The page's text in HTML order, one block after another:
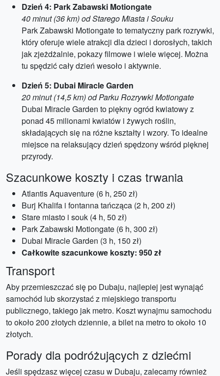
Dzień 4: Park Zabawski Motiongate
40 minut (36 km) od Starego Miasta i Souku
Park Zabawski Motiongate to tematyczny park rozrywki,
który oferuje wiele atrakcji dla dzieci i dorosłych, takich
jak zjeżdżalnie, pokazy filmowe i wiele więcej. Można
tu spędzić cały dzień wesoło i aktywnie.
Dzień 5: Dubai Miracle Garden
20 minut (14,5 km) od Parku Rozrywki Motiongate
Dubai Miracle Garden to piękny ogród kwiatowy z
ponad 45 milionami kwiatów i żywych roślin,
składających się na różne kształty i wzory. To idealne
miejsce na relaksujący dzień spędzony wśród pięknej
przyrody.
Szacunkowe koszty i czas trwania
Atlantis Aquaventure (6 h, 250 zł)
Burj Khalifa i fontanna tańcząca (2 h, 200 zł)
Stare miasto i souk (4 h, 50 zł)
Park Zabawski Motiongate (6 h, 300 zł)
Dubai Miracle Garden (3 h, 150 zł)
Całkowite szacunkowe koszty: 950 zł
Transport
Aby przemieszczać się po Dubaju, najlepiej jest wynająć
samochód lub skorzystać z miejskiego transportu
publicznego, takiego jak metro. Koszt wynajmu samochodu
to około 200 złotych dziennie, a bilet na metro to około 10
złotych.
Porady dla podróżujących z dziećmi
Jeśli spędzasz więcej czasu w Dubaju, zalecamy również